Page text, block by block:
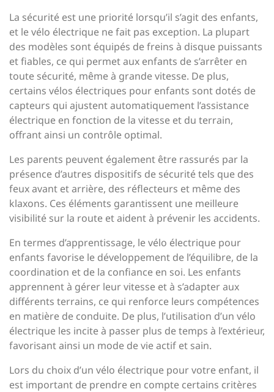
La sécurité est une priorité lorsqu’il s’agit des enfants,
et le vélo électrique ne fait pas exception. La plupart
des modèles sont équipés de freins à disque puissants
et fiables, ce qui permet aux enfants de s’arrêter en
toute sécurité, même à grande vitesse. De plus,
certains vélos électriques pour enfants sont dotés de
capteurs qui ajustent automatiquement l’assistance
électrique en fonction de la vitesse et du terrain,
offrant ainsi un contrôle optimal.
Les parents peuvent également être rassurés par la
présence d’autres dispositifs de sécurité tels que des
feux avant et arrière, des réflecteurs et même des
klaxons. Ces éléments garantissent une meilleure
visibilité sur la route et aident à prévenir les accidents.
En termes d’apprentissage, le vélo électrique pour
enfants favorise le développement de l’équilibre, de la
coordination et de la confiance en soi. Les enfants
apprennent à gérer leur vitesse et à s’adapter aux
différents terrains, ce qui renforce leurs compétences
en matière de conduite. De plus, l’utilisation d’un vélo
électrique les incite à passer plus de temps à l’extérieur,
favorisant ainsi un mode de vie actif et sain.
Lors du choix d’un vélo électrique pour votre enfant, il
est important de prendre en compte certains critères